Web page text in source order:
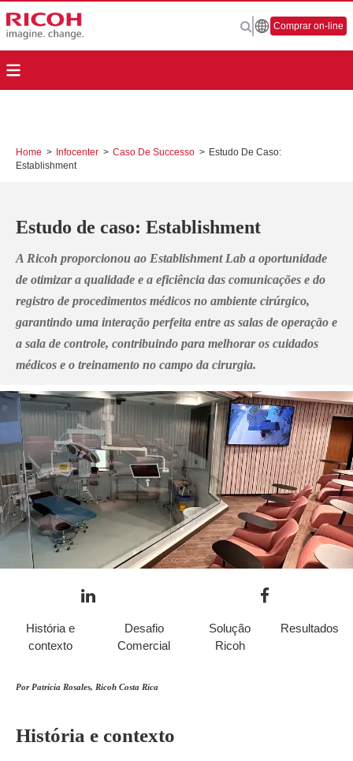
Comprar on-line
Home > Infocenter > Caso De Successo > Estudo De Caso:
Establishment
Estudo de caso: Establishment
A Ricoh proporcionou ao Establishment Lab a oportunidade
de otimizar a qualidade e a eficiência das comunicações e do
registro de procedimentos médicos no ambiente cirúrgico,
garantindo uma interação perfeita entre as salas de operação e
a sala de controle, contribuindo para melhorar os cuidados
médicos e o treinamento no campo da cirurgia.
História e
contexto
Desafio
Comercial
Solução
Ricoh
Resultados
Por Patricia Rosales, Ricoh Costa Rica
História e contexto